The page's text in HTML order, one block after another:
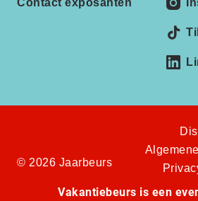
Contact exposanten
© 2026 Jaarbeurs
Vakantiebeurs is een